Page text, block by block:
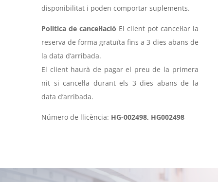
disponibilitat i poden comportar suplements.
Política de cancel·lació El client pot cancel·lar la
reserva de forma gratuïta fins a 3 dies abans de
la data d’arribada.
El client haurà de pagar el preu de la primera
nit si cancel·la durant els 3 dies abans de la
data d’arribada.
Número de llicència: HG-002498, HG002498